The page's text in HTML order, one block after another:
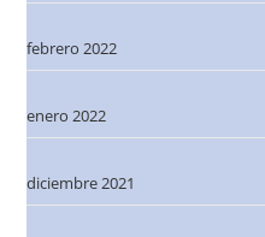
febrero 2022
enero 2022
diciembre 2021